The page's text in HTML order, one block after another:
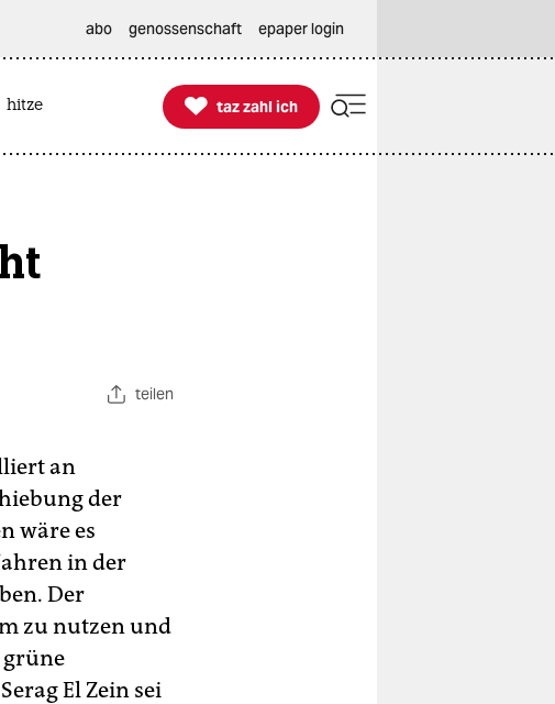
abo genossenschaft epaper login
hitze 
taz zahl ich
taz zahl ich
teilen
an
der
wäre es
in der
Der
zu nutzen und
grüne
El Zein sei